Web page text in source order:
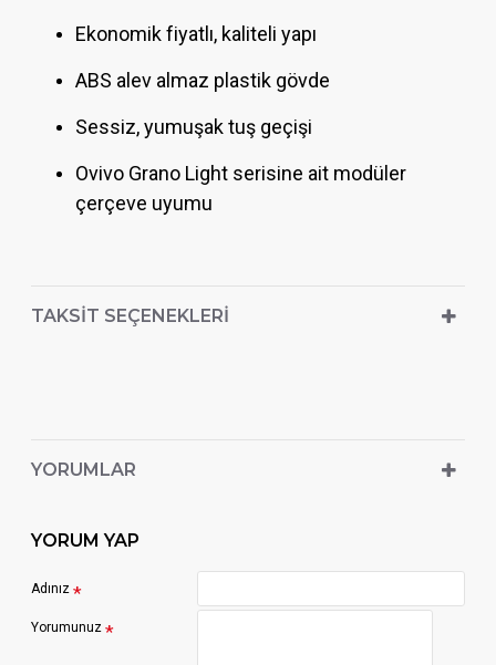
Ekonomik fiyatlı, kaliteli yapı
ABS alev almaz plastik gövde
Sessiz, yumuşak tuş geçişi
Ovivo Grano Light serisine ait modüler
çerçeve uyumu
TAKSIT SEÇENEKLERI
YORUMLAR
YORUM YAP
Adınız
Yorumunuz